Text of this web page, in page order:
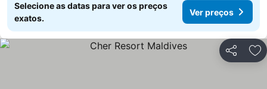
Selecione as datas para ver os preços
exatos.
Ver preços
Partilhar